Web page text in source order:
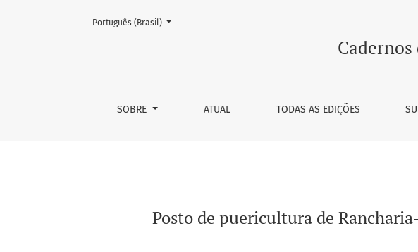
Posto de puericultura de Rancharia-SP: a desaparecida obra
SOBRE ATUAL TODAS AS EDIÇÕES
Mudar o idioma. O atual é:
Português (Brasil)
Posto de puericultura de